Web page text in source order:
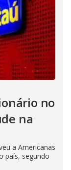
no
na
a Americanas
país, segundo